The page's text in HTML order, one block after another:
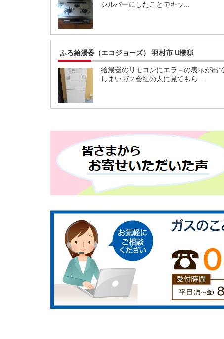
シルバーにしたことでキッ...
ふろ給湯器（エコジョーズ） 羽村市 U様邸
給湯器のリモコンにエラ－の表示が出
しまいガス会社の人に見てもら...